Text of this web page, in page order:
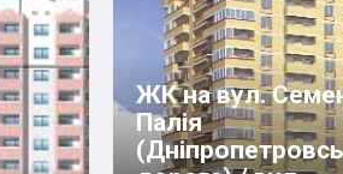
ЖК на вул.
Палія